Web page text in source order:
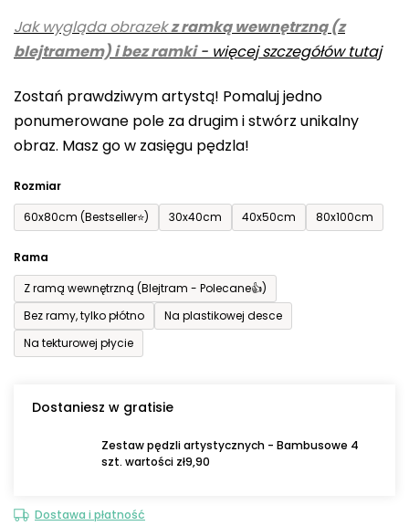
Jak wygląda obrazekz ramką wewnętrzną (z
blejtramem) i bez ramki- więcej szczegółów tutaj
Zostań prawdziwym artystą! Pomaluj jedno
ponumerowane pole za drugim i stwórz unikalny
obraz. Masz go w zasięgu pędzla!
Rozmiar
60x80cm (Bestseller⭐)
30x40cm 40x50cm 80x100cm
Rama
Z ramą wewnętrzną (Blejtram - Polecane👍)
Bez ramy, tylko płótno
Na plastikowej desce
Na tekturowej płycie
Dostaniesz w gratisie
Zestaw pędzli artystycznych - Bambusowe 4
szt. wartości zł9,90
Dostawa i płatność
produktu
wynosi
na
5
gwiazdek.